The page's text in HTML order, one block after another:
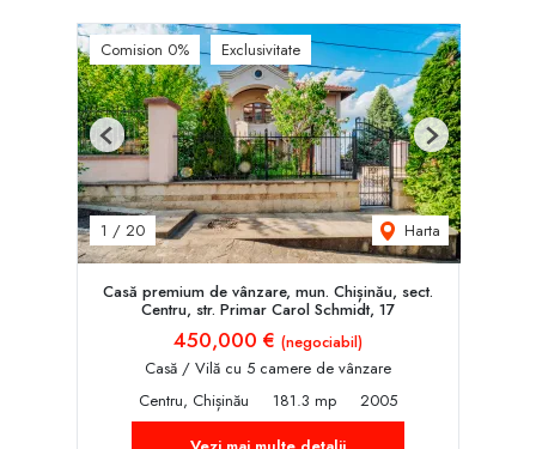
Comision 0% Exclusivitate
1 / 20 Harta
Previous Next
Casă premium de vânzare, mun. Chișinău, sect.
Centru, str. Primar Carol Schmidt, 17
450,000 € (negociabil)
Casă / Vilă cu 5 camere de vânzare
Centru, Chișinău
181.3 mp
2005